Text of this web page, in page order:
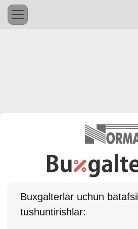
Buхgalterlar uchun batafsil
tushuntirishlar: